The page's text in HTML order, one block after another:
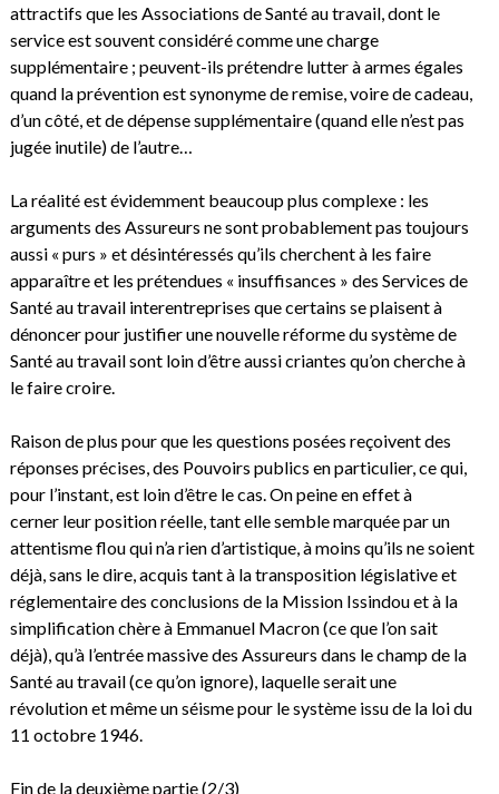
attractifs que les Associations de Santé au travail, dont le
service est souvent considéré comme une charge
supplémentaire ; peuvent-ils prétendre lutter à armes égales
quand la prévention est synonyme de remise, voire de cadeau,
d’un côté, et de dépense supplémentaire (quand elle n’est pas
jugée inutile) de l’autre…
La réalité est évidemment beaucoup plus complexe : les
arguments des Assureurs ne sont probablement pas toujours
aussi « purs » et désintéressés qu’ils cherchent à les faire
apparaître et les prétendues « insuffisances » des Services de
Santé au travail interentreprises que certains se plaisent à
dénoncer pour justifier une nouvelle réforme du système de
Santé au travail sont loin d’être aussi criantes qu’on cherche à
le faire croire.
Raison de plus pour que les questions posées reçoivent des
réponses précises, des Pouvoirs publics en particulier, ce qui,
pour l’instant, est loin d’être le cas. On peine en effet à
cerner leur position réelle, tant elle semble marquée par un
attentisme flou qui n’a rien d’artistique, à moins qu’ils ne soient
déjà, sans le dire, acquis tant à la transposition législative et
réglementaire des conclusions de la Mission Issindou et à la
simplification chère à Emmanuel Macron (ce que l’on sait
déjà), qu’à l’entrée massive des Assureurs dans le champ de la
Santé au travail (ce qu’on ignore), laquelle serait une
révolution et même un séisme pour le système issu de la loi du
11 octobre 1946.
Fin de la deuxième partie (2/3)